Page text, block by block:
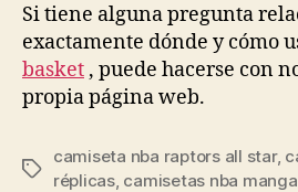
Si tiene alguna pregunta
exactamente dónde y cómo
basket , puede hacerse con
propia página web.
Etiquetas
camiseta nba raptors all star,
réplicas, camisetas nba